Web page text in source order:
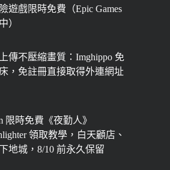
遊戲限時免費（Epic Games
）
傳不壓縮畫質：Imghippo 免
，免註冊直接取得外連網址
限時免費《夜勤人》
領取教學，白天顧店、
地城，8/10 前永久保留